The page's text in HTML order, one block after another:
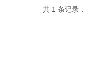
共 1 条记录